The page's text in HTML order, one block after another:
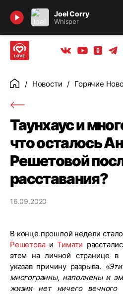
Joel Corry
Whisper
Найти
Вконтакте
Youtube
ГлавнаяНовости Горячие
Таунхаус и
что осталось
Решетовой
расставания?
16.09.2020
В конце прошлой недели
РешетоваиТимати
этом на личной странице в
указав причину разрыва.
многогранны, наполнены и
жизни нет ничего